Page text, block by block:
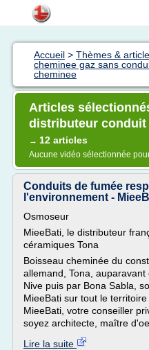
Accueil > Thèmes &
cheminee gaz sans
cheminee
Articles
distributeur conduit
→ 12 articles
Aucune vidéo sélectionnée
Conduits de fumée
l'environnement -
Osmoseur
MieeBati, le distributeur
céramiques Tona
Boisseau cheminée du
allemand, Tona,
Nive puis par Bona Sabla,
MieeBati sur tout le territoire
MieeBati, votre conseiller
soyez architecte, maître
Lire la suite